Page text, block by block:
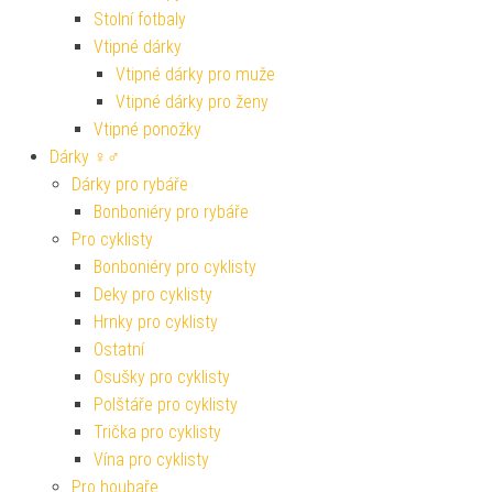
Stolní fotbaly
Vtipné dárky
Vtipné dárky pro muže
Vtipné dárky pro ženy
Vtipné ponožky
Dárky ♀♂
Dárky pro rybáře
Bonboniéry pro rybáře
Pro cyklisty
Bonboniéry pro cyklisty
Deky pro cyklisty
Hrnky pro cyklisty
Ostatní
Osušky pro cyklisty
Polštáře pro cyklisty
Trička pro cyklisty
Vína pro cyklisty
Pro houbaře